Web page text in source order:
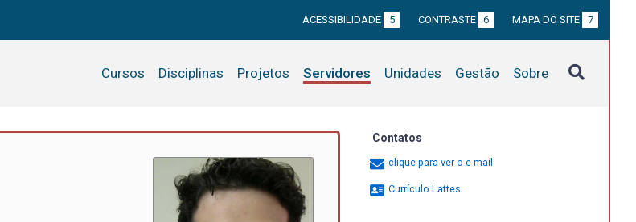
ACESSIBILIDADE 5 CONTRASTE 6 MAPA DO SITE 7
Cursos Disciplinas Projetos Servidores Unidades Gestão Sobre
Contatos
clique para ver o e-mail
Currículo Lattes